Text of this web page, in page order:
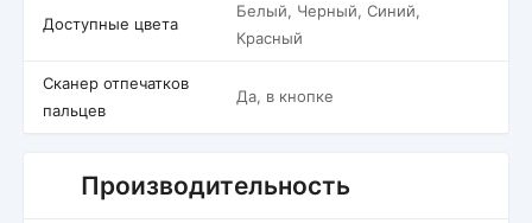
Доступные цвета
Белый, Черный, Синий,
Красный
Сканер отпечатков
пальцев
Да, в кнопке
Производительность